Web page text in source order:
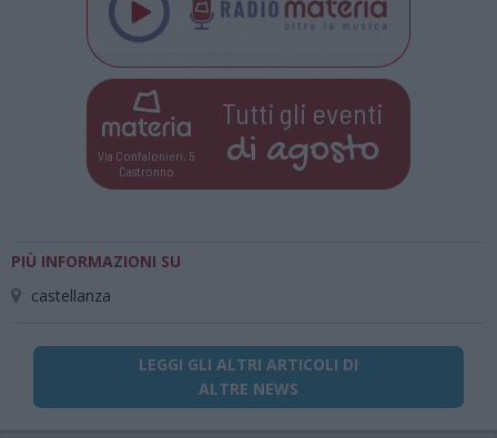
Via Confalonieri, 5
Castronno
Tutti gli eventi
di agosto
PIÙ INFORMAZIONI SU
castellanza
LEGGI GLI ALTRI ARTICOLI DI
ALTRE NEWS